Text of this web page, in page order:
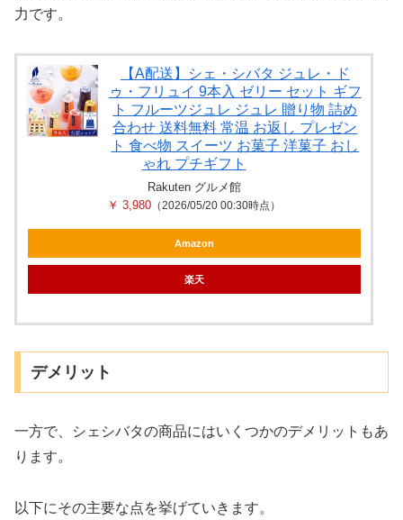
力です。
【A配送】シェ・シバタ ジュレ・ド
ゥ・フリュイ 9本入 ゼリー セット ギフ
ト フルーツジュレ ジュレ 贈り物 詰め
合わせ 送料無料 常温 お返し プレゼン
ト 食べ物 スイーツ お菓子 洋菓子 おし
ゃれ プチギフト
Rakuten グルメ館
￥ 3,980 （2026/05/20 00:30時点）
Amazon
楽天
デメリット
一方で、シェシバタの商品にはいくつかのデメリットもあ
ります。
以下にその主要な点を挙げていきます。